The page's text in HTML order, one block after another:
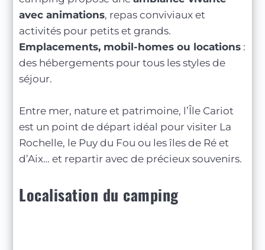
avec animations, repas conviviaux et
activités pour petits et grands.
Emplacements, mobil-homes ou locations :
des hébergements pour tous les styles de
séjour.
Entre mer, nature et patrimoine, l’Île Cariot
est un point de départ idéal pour visiter La
Rochelle, le Puy du Fou ou les îles de Ré et
d’Aix… et repartir avec de précieux souvenirs.
Localisation du camping